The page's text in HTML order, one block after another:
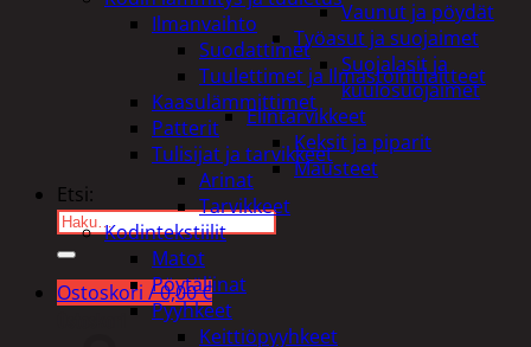
Vaunut ja pöydät
Työasut ja suojaimet
Suojalasit ja
kuulosuojaimet
Elintarvikkeet
Keksit ja piparit
Mausteet
Etsi:
Ostoskori /0,00€
Ilmanvaihto
Suodattimet
Tuulettimet ja Ilmastointilaitteet
Kaasulämmittimet
Patterit
Tulisijat ja tarvikkeet
Arinat
Tarvikkeet
Kodintekstiilit
Matot
Pöytäliinat
Pyyhkeet
Keittiöpyyhkeet